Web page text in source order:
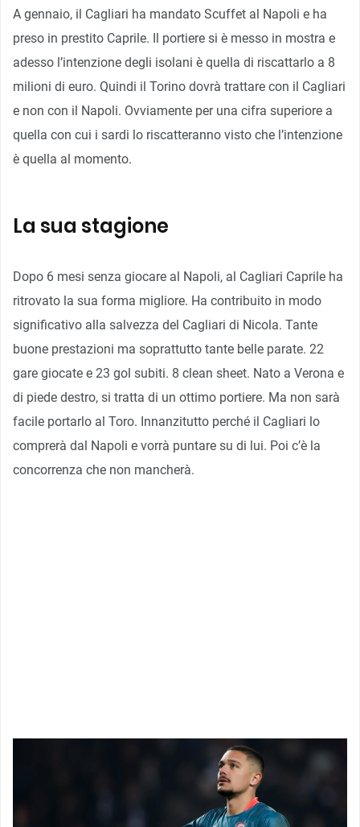
A gennaio, il Cagliari ha mandato Scuffet al Napoli e ha
preso in prestito Caprile. Il portiere si è messo in mostra e
adesso l’intenzione degli isolani è quella di riscattarlo a 8
milioni di euro. Quindi il Torino dovrà trattare con il Cagliari
e non con il Napoli. Ovviamente per una cifra superiore a
quella con cui i sardi lo riscatteranno visto che l’intenzione
è quella al momento.
La sua stagione
Dopo 6 mesi senza giocare al Napoli, al Cagliari Caprile ha
ritrovato la sua forma migliore. Ha contribuito in modo
significativo alla salvezza del Cagliari di Nicola. Tante
buone prestazioni ma soprattutto tante belle parate. 22
gare giocate e 23 gol subiti. 8 clean sheet. Nato a Verona e
di piede destro, si tratta di un ottimo portiere. Ma non sarà
facile portarlo al Toro. Innanzitutto perché il Cagliari lo
comprerà dal Napoli e vorrà puntare su di lui. Poi c’è la
concorrenza che non mancherà.